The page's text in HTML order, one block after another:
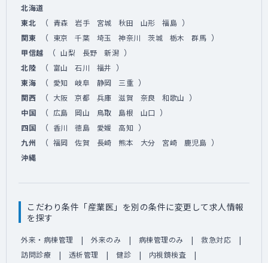
北海道
東北
（ 青森 岩手 宮城 秋田 山形 福島 ）
関東 （ 東京 千葉 埼玉 神奈川 茨城 栃木 群馬 ）
甲信越 （ 山梨 長野 新潟 ）
北陸 （ 富山 石川 福井 ）
東海 （ 愛知 岐阜 静岡 三重 ）
関西 （ 大阪 京都 兵庫 滋賀 奈良 和歌山 ）
中国 （ 広島 岡山 鳥取 島根 山口 ）
四国 （ 香川 徳島 愛媛 高知 ）
九州 （ 福岡 佐賀 長崎 熊本 大分 宮崎 鹿児島 ）
沖縄
こだわり条件「産業医」を別の条件に変更して求人情報
を探す
外来・病棟管理 外来のみ 病棟管理のみ
救急対応
訪問診療
透析管理 健診
内視鏡検査